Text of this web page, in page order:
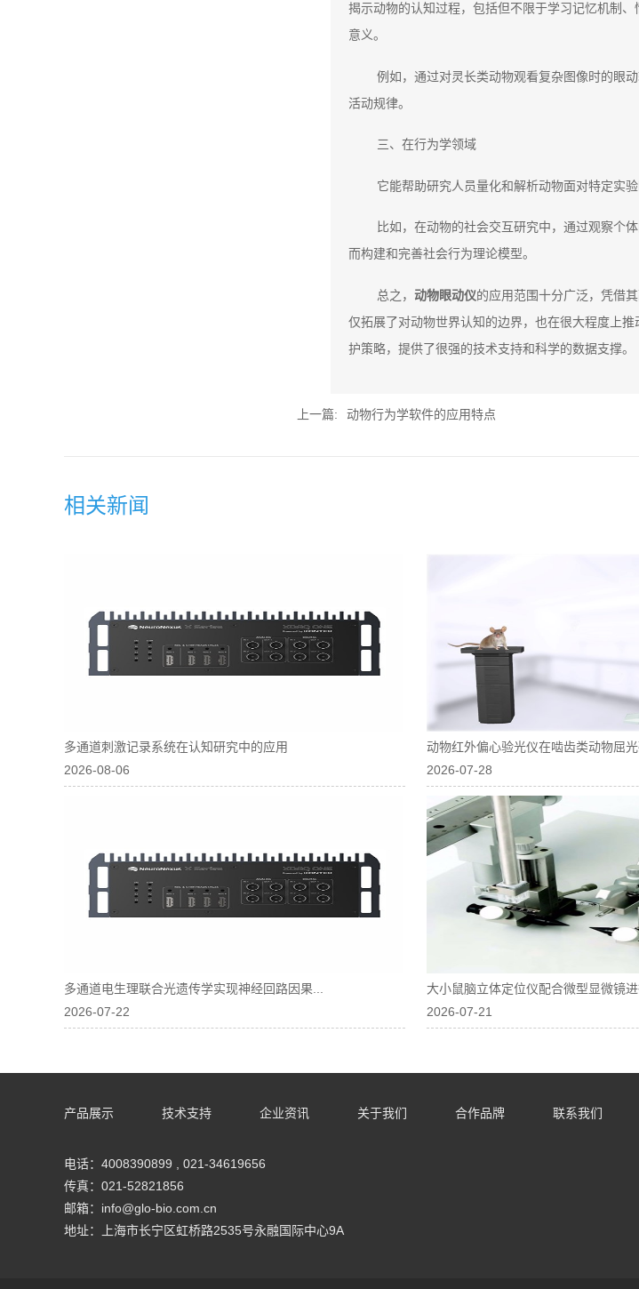
揭示动物的认知过程，包括但不限于学习记忆机制
意义。
例如，通过对灵长类动物观看复杂图像时的眼
活动规律。
三、在行为学领域
它能帮助研究人员量化和解析动物面对特定实
比如，在动物的社会交互研究中，通过观察个
而构建和完善社会行为理论模型。
总之， 动物眼动仪的应用范围十分广泛，凭借
仅拓展了对动物世界认知的边界，也在很大程度上
护策略，提供了很强的技术支持和科学的数据支撑。‍
上一篇: 动物行为学软件的应用特点
相关新闻
多通道刺激记录系统在认知研究中的应用
2026-08-06
动物红外偏心验光仪在啮齿类动物屈光
2026-07-28
多通道电生理联合光遗传学实现神经回路因果...
2026-07-22
大小鼠脑立体定位仪配合微型显微镜进
2026-07-21
产品展示 技术支持 企业资讯 关于我们 合作品牌 联系我们
电话：4008390899 , 021-34619656
传真：021-52821856
邮箱：info@glo-bio.com.cn
地址：上海市长宁区虹桥路2535号永融国际中心9A